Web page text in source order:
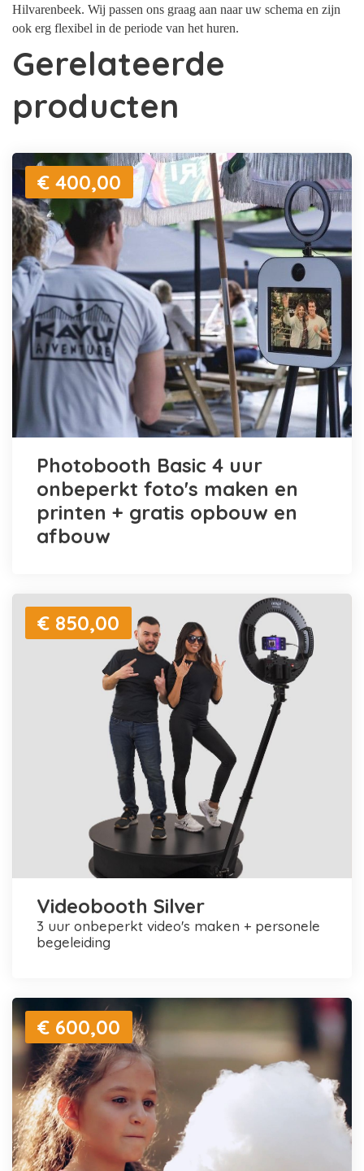
Hilvarenbeek. Wij passen ons graag aan naar uw schema en zijn
ook erg flexibel in de periode van het huren.
Gerelateerde
producten
€ 400,00
Photobooth Basic 4 uur
onbeperkt foto's maken en
printen + gratis opbouw en
afbouw
€ 850,00
Videobooth Silver
3 uur onbeperkt video's maken + personele
begeleiding
€ 600,00